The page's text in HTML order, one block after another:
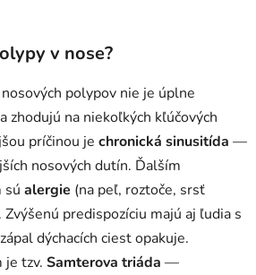
v nose?
polypov nie je úplne
zhodujú na niekoľkých kľúčových
príčinou je chronická sinusitída —
nosových dutín. Ďalším
sú alergie (na peľ, roztoče, srsť
predispozíciu majú aj ľudia s
dýchacích ciest opakuje.
je tzv. Samterova triáda —